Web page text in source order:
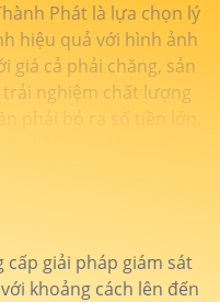
Phát là lựa chọn lý
hiệu quả với hình ảnh
giá cả phải chăng, sản
nghiệm chất lượng
phải bỏ ra số tiền lớn.
các chi tiết trong hình
ngoại, giúp tiết kiệm
và an toàn.
cấp giải pháp giám sát
khoảng cách lên đến